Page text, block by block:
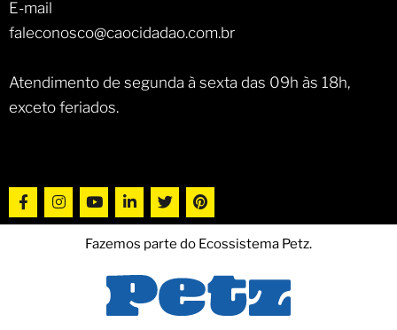
E-mail
faleconosco@caocidadao.com.br
Atendimento de segunda à sexta das 09h às 18h,
exceto feriados.
Fazemos parte do Ecossistema Petz.